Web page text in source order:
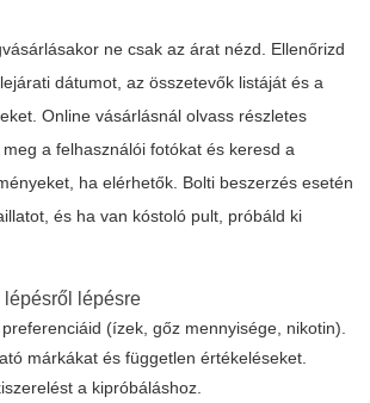
ne csak az árat nézd. Ellenőrizd
dátumot, az összetevők listáját és a
Online vásárlásnál olvass részletes
a felhasználói fotókat és keresd a
ha elérhetők. Bolti beszerzés esetén
és ha van kóstoló pult, próbáld ki
lépésre
(ízek, gőz mennyisége, nikotin).
márkákat és független értékeléseket.
a kipróbáláshoz.